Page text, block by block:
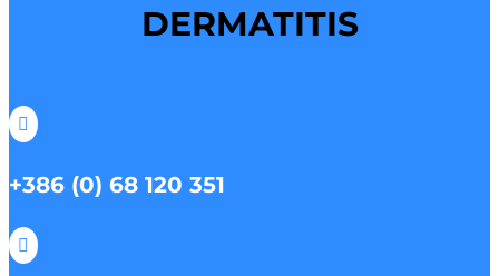
DERMATITIS

+386 (0) 68 120 351
